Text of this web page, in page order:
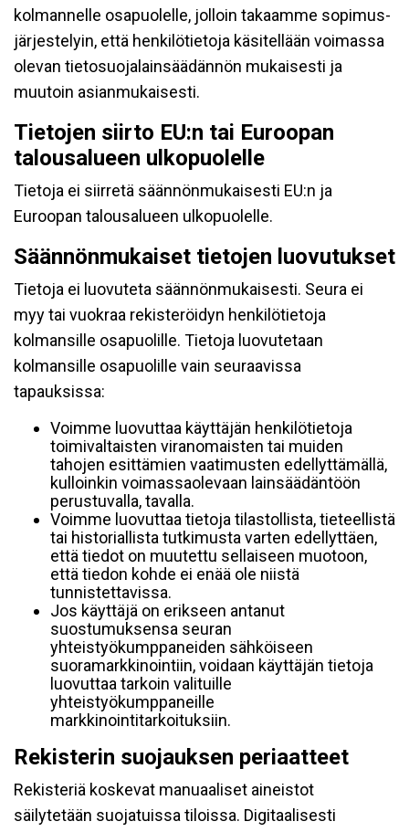
kolmannelle osapuolelle, jolloin takaamme sopimus-
järjestelyin, että henkilötietoja käsitellään voimassa
olevan tietosuojalainsäädännön mukaisesti ja
muutoin asianmukaisesti.
Tietojen siirto EU:n tai Euroopan
talousalueen ulkopuolelle
Tietoja ei siirretä säännönmukaisesti EU:n ja
Euroopan talousalueen ulkopuolelle.
Säännönmukaiset tietojen luovutukset
Tietoja ei luovuteta säännönmukaisesti. Seura ei
myy tai vuokraa rekisteröidyn henkilötietoja
kolmansille osapuolille. Tietoja luovutetaan
kolmansille osapuolille vain seuraavissa
tapauksissa:
Voimme luovuttaa käyttäjän henkilötietoja
toimivaltaisten viranomaisten tai muiden
tahojen esittämien vaatimusten edellyttämällä,
kulloinkin voimassaolevaan lainsäädäntöön
perustuvalla, tavalla.
Voimme luovuttaa tietoja tilastollista, tieteellistä
tai historiallista tutkimusta varten edellyttäen,
että tiedot on muutettu sellaiseen muotoon,
että tiedon kohde ei enää ole niistä
tunnistettavissa.
Jos käyttäjä on erikseen antanut
suostumuksensa seuran
yhteistyökumppaneiden sähköiseen
suoramarkkinointiin, voidaan käyttäjän tietoja
luovuttaa tarkoin valituille
yhteistyökumppaneille
markkinointitarkoituksiin.
Rekisterin suojauksen periaatteet
Rekisteriä koskevat manuaaliset aineistot
säilytetään suojatuissa tiloissa. Digitaalisesti